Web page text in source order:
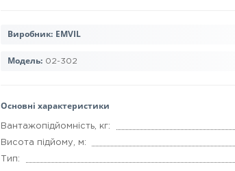
Виробник: EMVIL
Модель: 02-302
Основні характеристики
Вантажопідйомність, кг:
Висота підйому, м:
Тип: